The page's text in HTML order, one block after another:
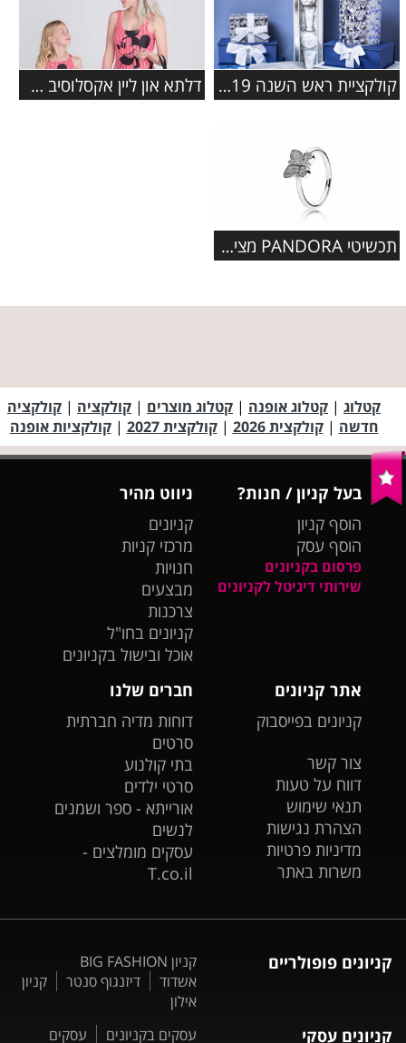
קולקציית ראש השנה 2019 ברשת ללין דלתא און ליין אקסלוסיב משיקים את קולקציית ה'פמלי' החדשה בגדי
תכשיטי PANDORA מציגים: קולקציית תכשיטי פרפרים מעוצבת
קטלוג | קטלוג אופנה | קטלוג מוצרים | קולקציה | קולקציה
חדשה |קולקצית 2026 |קולקצית 2027 |קולקציות אופנה
בעל קניון / חנות?
הוסף קניון
הוסף עסק
פרסום בקניונים
שירותי דיגיטל לקניונים
ניווט מהיר
קניונים
מרכזי קניות
חנויות
מבצעים
צרכנות
קניונים בחו"ל
אוכל ובישול בקניונים
אתר קניונים
קניונים בפייסבוק
צור קשר
דווח על טעות
תנאי שימוש
הצהרת נגישות
מדיניות פרטיות
משרות באתר
חברים שלנו
דוחות מדיה חברתית
סרטים
בתי קולנוע
סרטי ילדים
אורייתא - ספר ושמנים
לנשים
עסקים מומלצים -
T.co.il
קניונים פופולריים
קניון BIG FASHION
אשדוד
דיזנגוף סנטר
קניון
אילון
קניונים עסקי עסקים בקניונים עסקים